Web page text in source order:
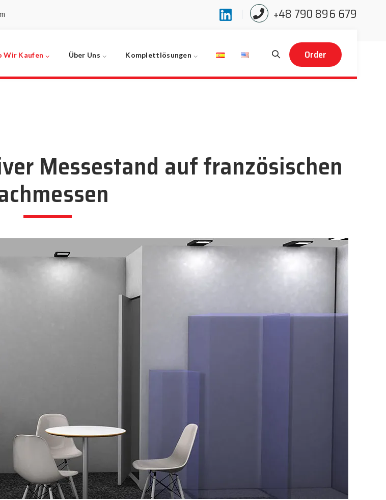
+48 790 896 679
Order
Wir Kaufen Über Uns Komplettlösungen
Messestand auf französischen